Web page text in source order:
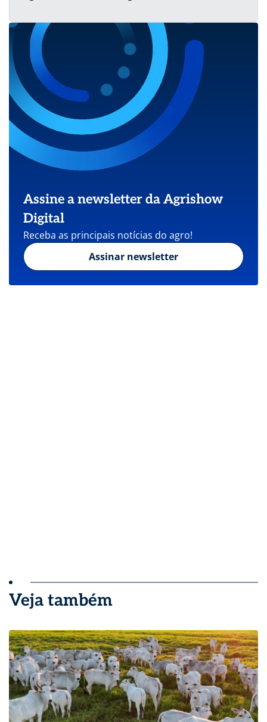
Assine a newsletter da Agrishow
Digital
Receba as principais notícias do agro!
Assinar newsletter
Veja também